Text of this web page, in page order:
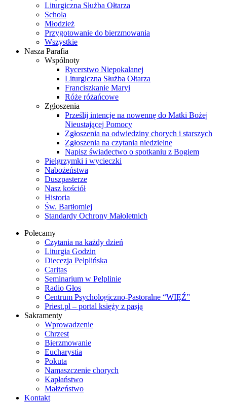
Liturgiczna Służba Ołtarza
Schola
Młodzież
Przygotowanie do bierzmowania
Wszystkie
Nasza Parafia
Wspólnoty
Rycerstwo Niepokalanej
Liturgiczna Służba Ołtarza
Franciszkanie Maryi
Róże różańcowe
Zgłoszenia
Prześlij intencje na nowennę do Matki Bożej
Nieustającej Pomocy
Zgłoszenia na odwiedziny chorych i starszych
Zgłoszenia na czytania niedzielne
Napisz świadectwo o spotkaniu z Bogiem
Pielgrzymki i wycieczki
Nabożeństwa
Duszpasterze
Nasz kościół
Historia
Św. Bartłomiej
Standardy Ochrony Małoletnich
Polecamy
Czytania na każdy dzień
Liturgia Godzin
Diecezja Pelplińska
Caritas
Seminarium w Pelplinie
Radio Głos
Centrum Psychologiczno-Pastoralne “WIĘŹ”
Priest.pl – portal księży z pasją
Sakramenty
Wprowadzenie
Chrzest
Bierzmowanie
Eucharystia
Pokuta
Namaszczenie chorych
Kapłaństwo
Małżeństwo
Kontakt